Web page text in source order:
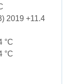
2019 +11.4
°C
°C